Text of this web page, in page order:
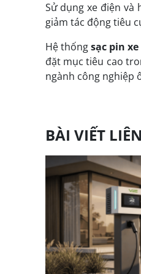
Sử dụng xe điện và
giảm tác động tiêu
Hệ thốngsạc pin
đặt mục tiêu cao
ngành công nghiệp
BÀI VIẾT